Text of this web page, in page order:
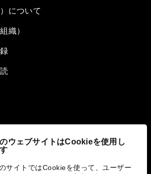
ウェブサイトはCookieを使用し
サイトではCookieを使って、ユーザー
について
織）
の取り組み
)